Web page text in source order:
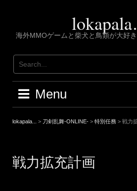
海外MMOゲームと柴犬と鳥類が大好
Menu
lokapala... > 刀剣乱舞-ONLINE- > 特別任務 > 戦力
戦力拡充計画